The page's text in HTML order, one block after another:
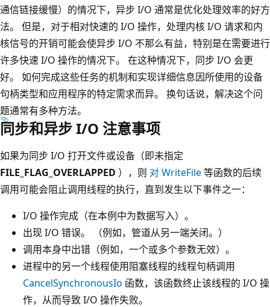
通信链接缓慢）的情况下，异步 I/O 通常是优化处理效率的好方
法。 但是，对于相对快速的 I/O 操作，处理内核 I/O 请求和内
核信号的开销可能会使异步 I/O 不那么有益，特别是在需要进行
许多快速 I/O 操作的情况下。 在这种情况下，同步 I/O 会更
好。 如何完成这些任务的机制和实现详细信息因所使用的设备
句柄类型和应用程序的特定需求而异。 换句话说，解决这个问
题通常有多种方法。
同步和异步 I/O 注意事项
如果为同步 I/O 打开文件或设备（即未指定
FILE_FLAG_OVERLAPPED ），则 对 WriteFile等函数的后续
调用可能会阻止调用线程的执行，直到发生以下事件之一：
I/O 操作完成（在本例中为数据写入）。
出现 I/O 错误。 （例如，管道从另一端关闭。）
调用本身中出错（例如，一个或多个参数无效）。
进程中的另一个线程使用阻塞线程的线程句柄调用
CancelSynchronousIo 函数，该函数终止该线程的 I/O 操
作，从而导致 I/O 操作失败。